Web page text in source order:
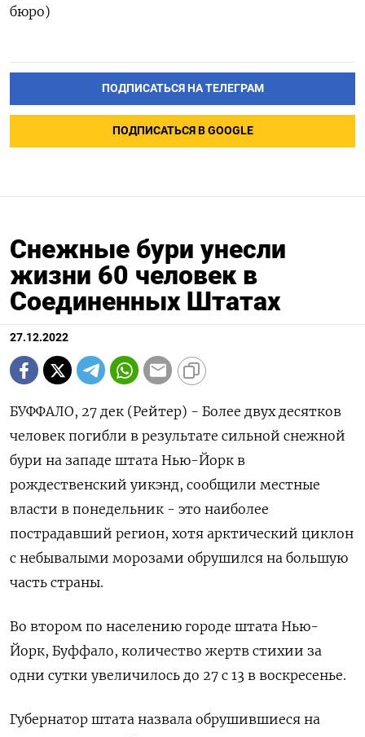
бюро)
ПОДПИСАТЬСЯ НА ТЕЛЕГРАМ
ПОДПИСАТЬСЯ В GOOGLE
Снежные бури унесли
жизни 60 человек в
Соединенных Штатах
27.12.2022
БУФФАЛО, 27 дек (Рейтер) - Более двух десятков
человек погибли в результате сильной снежной
бури на западе штата Нью-Йорк в
рождественский уикэнд, сообщили местные
власти в понедельник - это наиболее
пострадавший регион, хотя арктический циклон
с небывалыми морозами обрушился на большую
часть страны.
Во втором по населению городе штата Нью-
Йорк, Буффало, количество жертв стихии за
одни сутки увеличилось до 27 с 13 в воскресенье.
Губернатор штата назвала обрушившиеся на